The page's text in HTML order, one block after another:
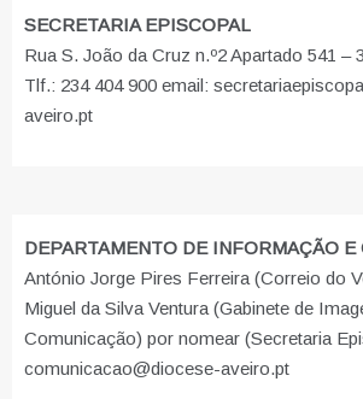
SECRETARIA EPISCOPAL
Rua S. João da Cruz n.º2 Apartado 541 –
Tlf.: 234 404 900 email:
aveiro.pt
DEPARTAMENTO DE INFORMAÇÃO E
António Jorge Pires Ferreira (Correio do
Miguel da Silva Ventura (Gabinete de
Comunicação) por nomear (Secretaria
comunicacao@diocese-aveiro.pt